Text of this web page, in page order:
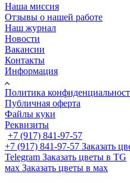
Наша миссия
Отзывы о нашей работе
Наш журнал
Новости
Вакансии
Контакты
Информация
Политика
Публичная оферта
Файлы куки
Реквизиты
+7 (917) 841-97-57
+7 (917) 841-97-57 Заказать
Telegram Заказать цветы в TG
мах Заказать цветы в мах